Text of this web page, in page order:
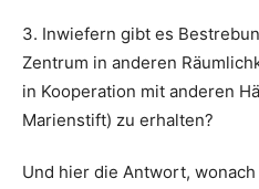
3. Inwiefern gibt es
Zentrum in anderen
in Kooperation mit anderen
Marienstift) zu erhalten?
Und hier die Antwort,